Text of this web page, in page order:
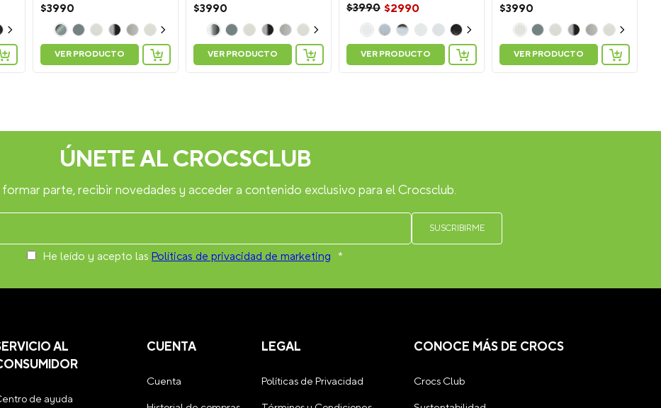
$3990
VER PRODUCTO
$3990
VER PRODUCTO
$3990 $2990
VER PRODUCTO
$3990
VER PRODUCTO
ÚNETE AL CROCSCLUB
parte, recibir novedades y acceder a contenido exclusivo para el Crocsclub.
He leído y acepto las Políticas de privacidad de marketing *
AL
de ayuda
CUENTA
Cuenta
LEGAL
Políticas de Privacidad
CONOCE MÁS DE CROCS
Crocs Club